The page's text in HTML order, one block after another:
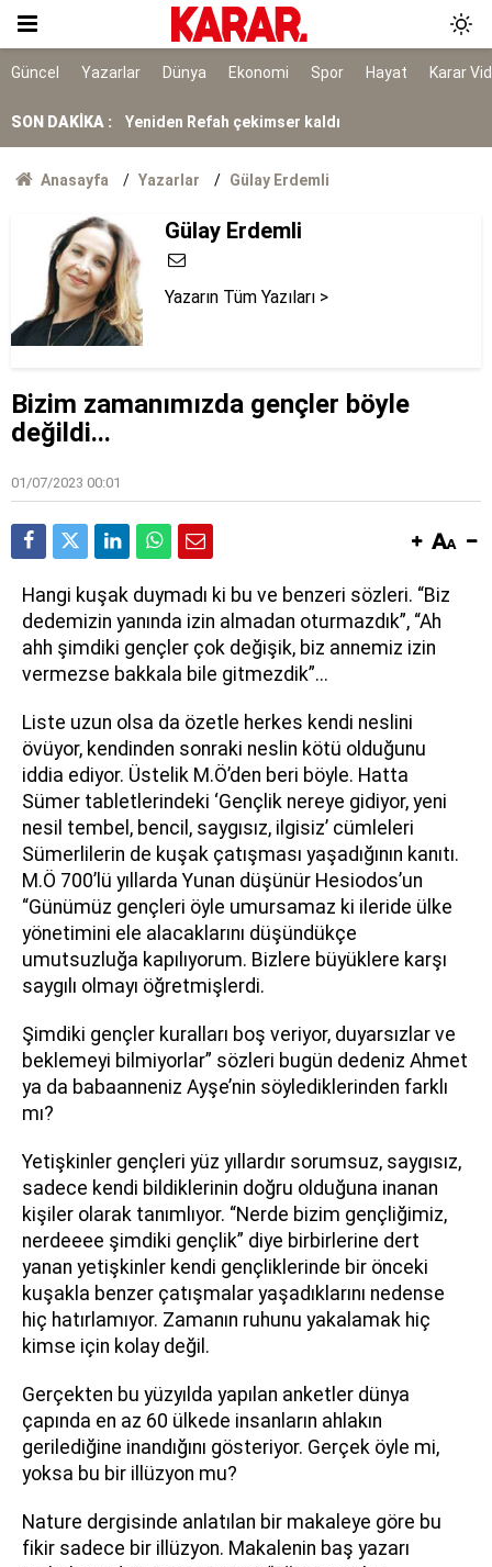
Güncel Yazarlar Dünya Ekonomi Spor Hayat Karar
SON DAKİKA :
Emekli öğretmenin acı sonu
Yeniden Refah çekimser kaldı
TÜİK açıkladı: Sanayi üretimi yıllık yüzde 1,4
azaldı
Avcılar’da denize giriş yasaklandı
YENİ Parti kapalı grup toplantısı yapacak
Çorum’da kayıp adam kazada ölü bulundu
Güvensiz ürünler toplatılacak
Gören Maldivler sanıyor ama burası Van!
Anasayfa Yazarlar Gülay Erdemli
Gülay Erdemli
Yazarın Tüm Yazıları >
Bizim zamanımızda gençler böyle
değildi...
01/07/2023 00:01
Hangi kuşak duymadı ki bu ve benzeri sözleri. “Biz
dedemizin yanında izin almadan oturmazdık”, “Ah
ahh şimdiki gençler çok değişik, biz annemiz izin
vermezse bakkala bile gitmezdik”...
Liste uzun olsa da özetle herkes kendi neslini
övüyor, kendinden sonraki neslin kötü olduğunu
iddia ediyor. Üstelik M.Ö’den beri böyle. Hatta
Sümer tabletlerindeki ‘Gençlik nereye gidiyor, yeni
nesil tembel, bencil, saygısız, ilgisiz’ cümleleri
Sümerlilerin de kuşak çatışması yaşadığının kanıtı.
M.Ö 700’lü yıllarda Yunan düşünür Hesiodos’un
“Günümüz gençleri öyle umursamaz ki ileride ülke
yönetimini ele alacaklarını düşündükçe
umutsuzluğa kapılıyorum. Bizlere büyüklere karşı
saygılı olmayı öğretmişlerdi.
Şimdiki gençler kuralları boş veriyor, duyarsızlar ve
beklemeyi bilmiyorlar” sözleri bugün dedeniz Ahmet
ya da babaanneniz Ayşe’nin söylediklerinden farklı
mı?
Yetişkinler gençleri yüz yıllardır sorumsuz, saygısız,
sadece kendi bildiklerinin doğru olduğuna inanan
kişiler olarak tanımlıyor. “Nerde bizim gençliğimiz,
nerdeeee şimdiki gençlik” diye birbirlerine dert
yanan yetişkinler kendi gençliklerinde bir önceki
kuşakla benzer çatışmalar yaşadıklarını nedense
hiç hatırlamıyor. Zamanın ruhunu yakalamak hiç
kimse için kolay değil.
Gerçekten bu yüzyılda yapılan anketler dünya
çapında en az 60 ülkede insanların ahlakın
gerilediğine inandığını gösteriyor. Gerçek öyle mi,
yoksa bu bir illüzyon mu?
Nature dergisinde anlatılan bir makaleye göre bu
fikir sadece bir illüzyon. Makalenin baş yazarı